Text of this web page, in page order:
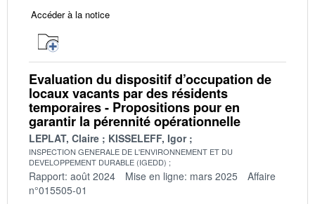
Accéder à la notice
Evaluation du dispositif d’occupation de
locaux vacants par des résidents
temporaires - Propositions pour en
garantir la pérennité opérationnelle
LEPLAT, Claire KISSELEFF, Igor
INSPECTION GENERALE DE L'ENVIRONNEMENT ET DU
DEVELOPPEMENT DURABLE (IGEDD)
Rapport: août 2024 Mise en ligne: mars 2025
Affaire
n°015505-01